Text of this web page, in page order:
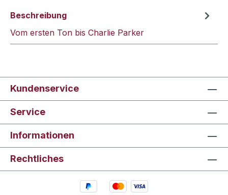
Beschreibung
Vom ersten Ton bis Charlie Parker
Kundenservice
Service
Informationen
Rechtliches